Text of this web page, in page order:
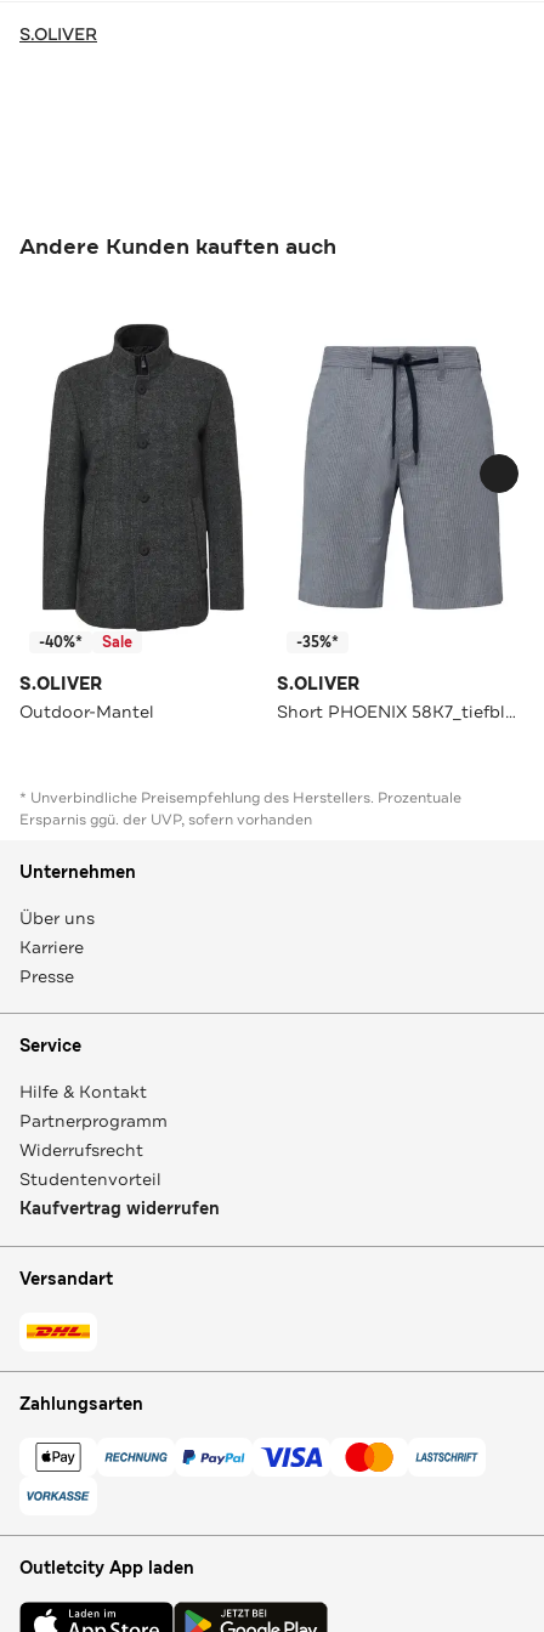
S.OLIVER
Andere Kunden kauften auch
-40%* Sale
S.OLIVER
Outdoor-Mantel
-35%*
S.OLIVER
Short PHOENIX 58K7_tiefblau Tapered
* Unverbindliche Preisempfehlung des Herstellers. Prozentuale
Ersparnis ggü. der UVP, sofern vorhanden
Unternehmen
Über uns
Karriere
Presse
Service
Hilfe & Kontakt
Partnerprogramm
Widerrufsrecht
Studentenvorteil
Kaufvertrag widerrufen
Versandart
Zahlungsarten
Outletcity App laden